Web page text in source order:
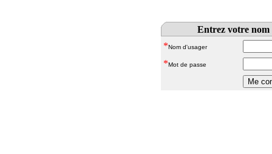
Entrez votre nom
*Nom d'usager
*Mot de passe